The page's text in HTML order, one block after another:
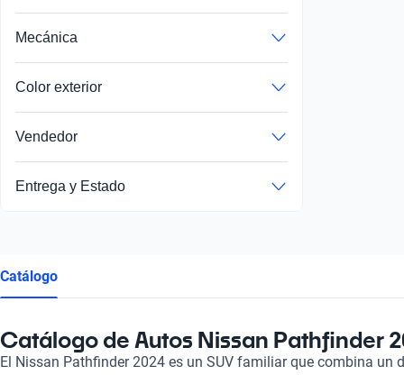
Mecánica
Color exterior
Vendedor
Entrega y Estado
Catálogo
Catálogo de Autos Nissan Pathfinder
El Nissan Pathfinder 2024 es un SUV familiar que combina un